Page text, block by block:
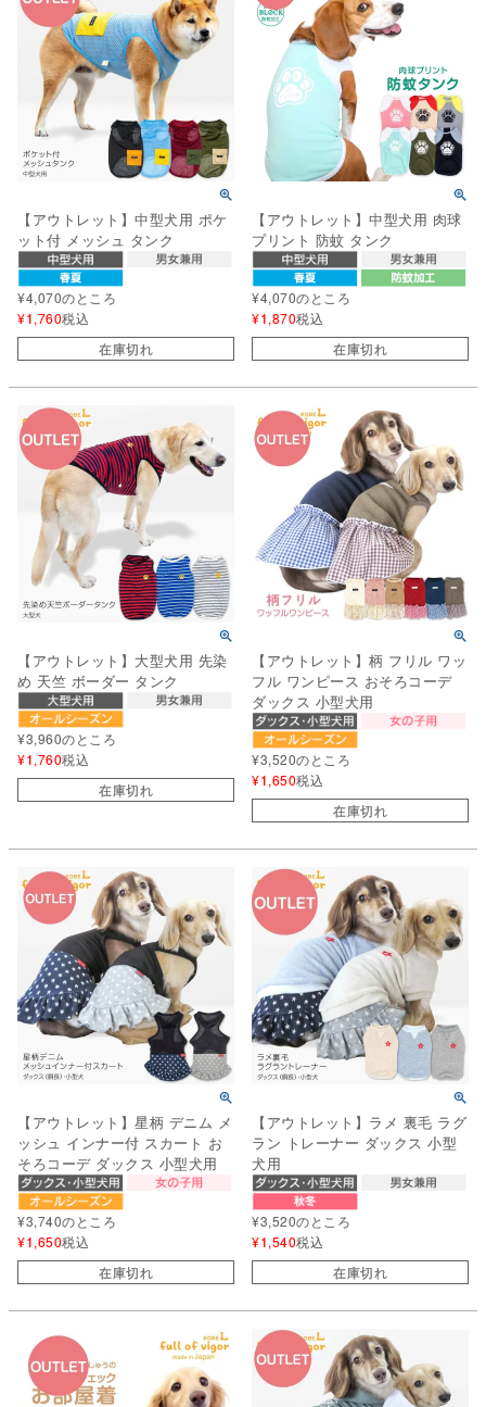
【アウトレット】中型犬用 ポケ
ット付 メッシュ タンク
¥4,070のところ
¥1,760税込
在庫切れ
【アウトレット】中型犬用 肉球
プリント 防蚊 タンク
¥4,070のところ
¥1,870税込
在庫切れ
【アウトレット】大型犬用 先染
め 天竺 ボーダー タンク
¥3,960のところ
¥1,760税込
在庫切れ
【アウトレット】柄 フリル ワッ
フル ワンピース おそろコーデ
ダックス 小型犬用
¥3,520のところ
¥1,650税込
在庫切れ
【アウトレット】星柄 デニム メ
ッシュ インナー付 スカート お
そろコーデ ダックス 小型犬用
¥3,740のところ
¥1,650税込
在庫切れ
【アウトレット】ラメ 裏毛 ラグ
ラン トレーナー ダックス 小型
犬用
¥3,520のところ
¥1,540税込
在庫切れ